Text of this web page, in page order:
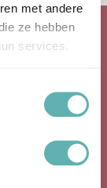
met andere
ze hebben
services.
is in de